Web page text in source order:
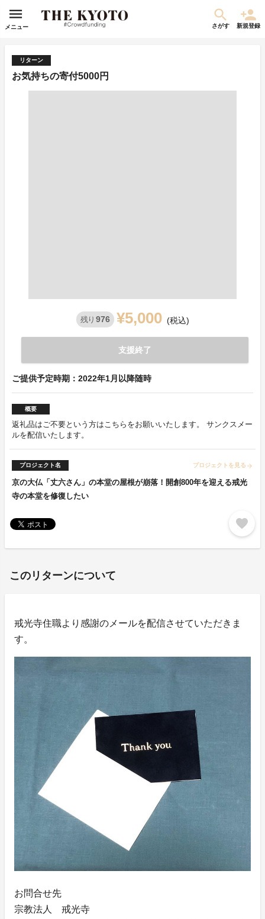
メニュー さがす 新規登録
リターン
お気持ちの寄付5000円
残り 976 ¥5,000 (税込)
支援終了
ご提供予定時期：2022年1月以降随時
概要
返礼品はご不要という方はこちらをお願いいたします。 サンクスメー
ルを配信いたします。
プロジェクト名 プロジェクトを見る arrow_forward
京の大仏「丈六さん」の本堂の屋根が崩落！開創800年を迎える戒光
寺の本堂を修復したい
favorite
このリターンについて
戒光寺住職より感謝のメールを配信させていただきま
す。
お問合せ先
宗教法人 戒光寺